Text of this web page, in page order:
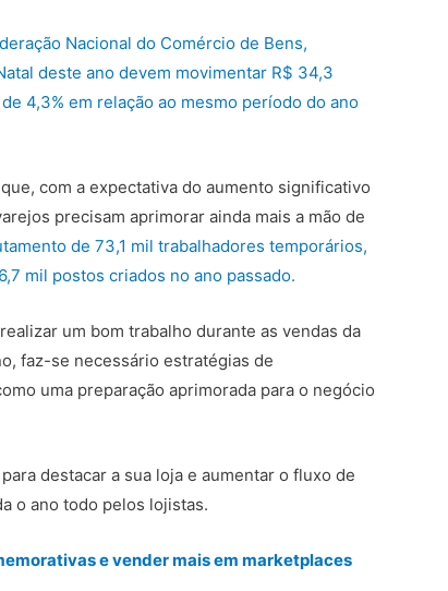
Nacional do Comércio de Bens,
deste ano devem movimentar R$ 34,3
4,3% em relação ao mesmo período do ano
com a expectativa do aumento significativo
precisam aprimorar ainda mais a mão de
de 73,1 mil trabalhadores temporários,
mil postos criados no ano passado.
um bom trabalho durante as vendas da
faz-se necessário estratégias de
uma preparação aprimorada para o negócio
destacar a sua loja e aumentar o fluxo de
o ano todo pelos lojistas.
e vender mais em marketplaces